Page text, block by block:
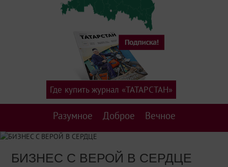
Разумное Доброе Вечное
Где купить журнал «ТАТАРСТАН»
БИЗНЕС С ВЕРОЙ В СЕРДЦЕ